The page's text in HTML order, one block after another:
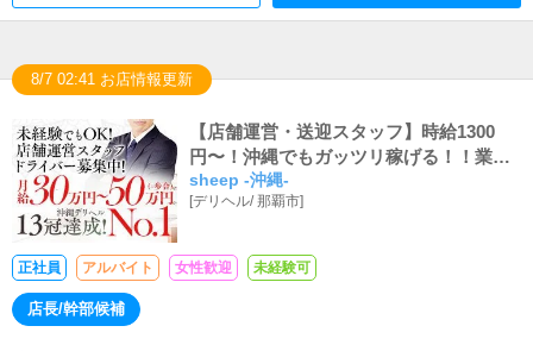
8/7 02:41 お店情報更新
【店舗運営・送迎スタッフ】時給1300
円〜！沖縄でもガッツリ稼げる！！業界
最高峰のお給料額で充実のプライベート
をお約束します！
sheep -沖縄-
[デリヘル/那覇市]
正社員 アルバイト 女性歓迎 未経験可
店長/幹部候補